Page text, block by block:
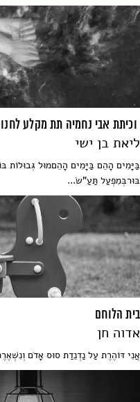
וכיתת אבי נחמיה תת מקלע
ליאת בן ישי
בַּיָּמִים הָהֵם בַּיָּמִים הָהֵםמוּל גְּבוּלוֹת
בּוּרבְּמִפְעַל תַּעַ"שׂ...
בית הלוחם
אדוה חן
אֲנִי דּוֹהֶרֶת עַל נַדְנֵדַת סוּס אָדֹם